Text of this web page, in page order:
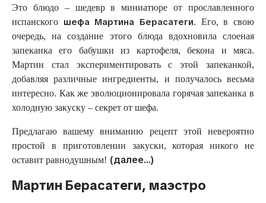
Это блюдо – шедевр в миниатюре от прославленного
испанского шефа Мартина Берасатеги. Его, в свою
очередь, на создание этого блюда вдохновила слоеная
запеканка его бабушки из картофеля, бекона и мяса.
Мартин стал экспериментировать с этой запеканкой,
добавляя различные ингредиенты, и получалось весьма
интересно. Как же эволюционировала горячая запеканка в
холодную закуску – секрет от шефа.
Предлагаю вашему вниманию рецепт этой невероятно
простой в приготовлении закуски, которая никого не
оставит равнодушным! (далее…)
Мартин Берасатеги, маэстро